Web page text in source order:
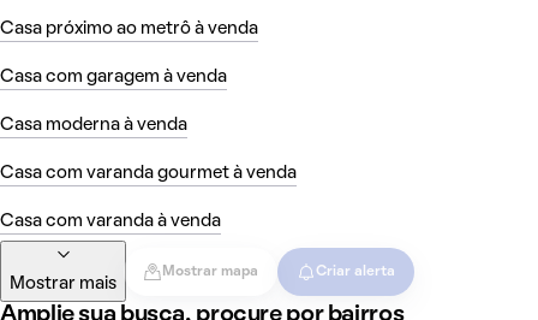
Mostrar mapa Criar alerta
Casa próximo ao metrô à venda
Casa com garagem à venda
Casa moderna à venda
Casa com varanda gourmet à venda
Casa com varanda à venda
Mostrar mais
Amplie sua busca, procure por bairros